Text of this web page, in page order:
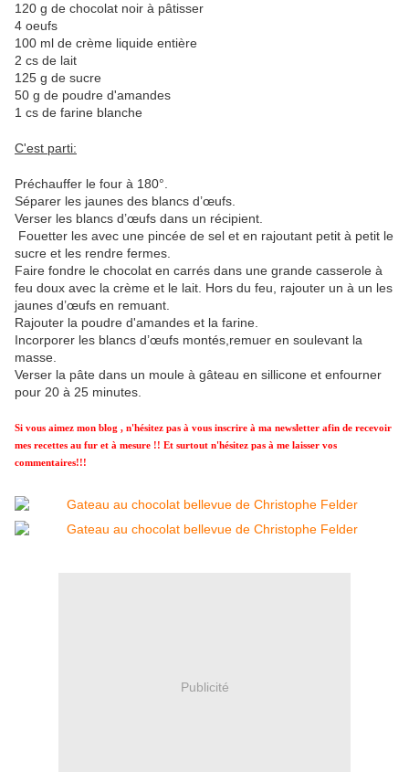
120 g de chocolat noir à pâtisser
4 oeufs
100 ml de crème liquide entière
2 cs de lait
125 g de sucre
50 g de poudre d'amandes
1 cs de farine blanche
C'est parti:
Préchauffer le four à 180°.
Séparer les jaunes des blancs d’œufs.
Verser les blancs d’œufs dans un récipient.
Fouetter les avec une pincée de sel et en rajoutant petit à petit le
sucre et les rendre fermes.
Faire fondre le chocolat en carrés dans une grande casserole à
feu doux avec la crème et le lait. Hors du feu, rajouter un à un les
jaunes d’œufs en remuant.
Rajouter la poudre d'amandes et la farine.
Incorporer les blancs d’œufs montés,remuer en soulevant la
masse.
Verser la pâte dans un moule à gâteau en sillicone et enfourner
pour 20 à 25 minutes.
Si vous aimez mon blog , n'hésitez pas à vous inscrire à ma newsletter afin de recevoir
mes recettes au fur et à mesure !! Et surtout n'hésitez pas à me laisser vos
commentaires!!!
Publicité